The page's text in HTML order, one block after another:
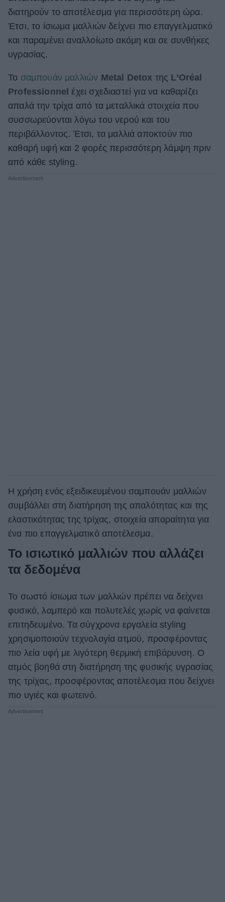
διατηρούν το αποτέλεσμα για περισσότερη ώρα.
Έτσι, το ίσιωμα μαλλιών δείχνει πιο επαγγελματικό
και παραμένει αναλλοίωτο ακόμη και σε συνθήκες
υγρασίας.
Το σαμπουάν μαλλιών Metal Detox της L’Oréal
Professionnel έχει σχεδιαστεί για να καθαρίζει
απαλά την τρίχα από τα μεταλλικά στοιχεία που
συσσωρεύονται λόγω του νερού και του
περιβάλλοντος. Έτσι, τα μαλλιά αποκτούν πιο
καθαρή υφή και 2 φορές περισσότερη λάμψη πριν
από κάθε styling.
Η χρήση ενός εξειδικευμένου σαμπουάν μαλλιών
συμβάλλει στη διατήρηση της απαλότητας και της
ελαστικότητας της τρίχας, στοιχεία απαραίτητα για
ένα πιο επαγγελματικό αποτέλεσμα.
Το ισιωτικό μαλλιών που αλλάζει
τα δεδομένα
Το σωστό ίσιωμα των μαλλιών πρέπει να δείχνει
φυσικό, λαμπερό και πολυτελές χωρίς να φαίνεται
επιτηδευμένο. Τα σύγχρονα εργαλεία styling
χρησιμοποιούν τεχνολογία ατμού, προσφέροντας
πιο λεία υφή με λιγότερη θερμική επιβάρυνση. Ο
ατμός βοηθά στη διατήρηση της φυσικής υγρασίας
της τρίχας, προσφέροντας αποτέλεσμα που δείχνει
πιο υγιές και φωτεινό.